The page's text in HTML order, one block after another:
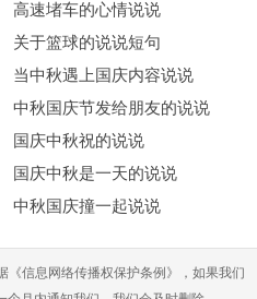
看到母亲就在身旁。祖国啊，
加繁荣昌盛，祝愿祖国的明天更
高速堵车的心情说说
关于篮球的说说短句
当中秋遇上国庆内容说说
中秋国庆节发给朋友的说说
国庆中秋祝的说说
国庆中秋是一天的说说
中秋国庆撞一起说说
《信息网络传播权保护条例》，如果我们